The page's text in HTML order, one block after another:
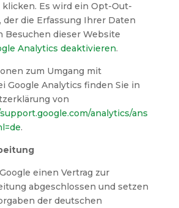
Es wird ein Opt-Out-
der die Erfassung Ihrer Daten
Besuchen dieser Website
Analytics deaktivieren.
zum Umgang mit
Google Analytics finden Sie in
von
analytics/ans
.
einen Vertrag zur
abgeschlossen und setzen
der deutschen